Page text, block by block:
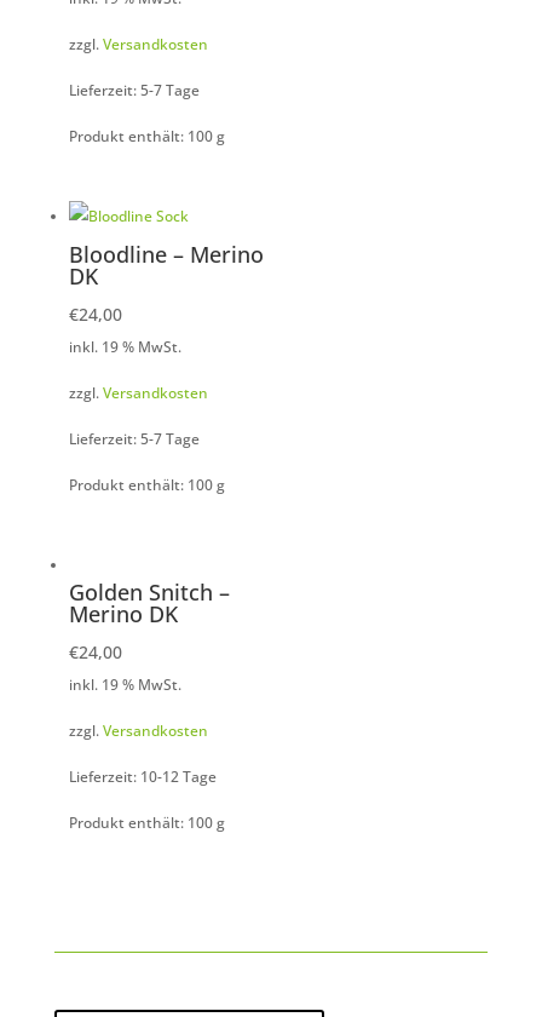
zzgl.Versandkosten
Lieferzeit: 5-7 Tage
Produkt enthält: 100g
Bloodline – Merino
DK
€24,00
inkl. 19 % MwSt.
zzgl.Versandkosten
Lieferzeit: 5-7 Tage
Produkt enthält: 100g
Golden Snitch –
Merino DK
€24,00
inkl. 19 % MwSt.
zzgl.Versandkosten
Lieferzeit: 10-12 Tage
Produkt enthält: 100g